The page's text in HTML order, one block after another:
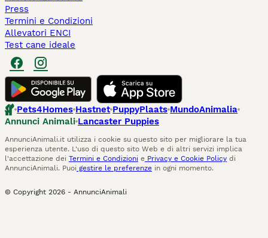
Press
Termini e Condizioni
Allevatori ENCI
Test cane ideale
Pets4Homes Hastnet PuppyPlaats MundoAnimalia
Annunci Animali Lancaster Puppies
AnnunciAnimali.it utilizza i cookie su questo sito per migliorare la tua
esperienza utente. L'uso di questo sito Web e di altri servizi implica
l'accettazione dei Termini e Condizioni e Privacy e Cookie Policy di
AnnunciAnimali. Puoi gestire le preferenze in ogni momento.
© Copyright 2026 - AnnunciAnimali